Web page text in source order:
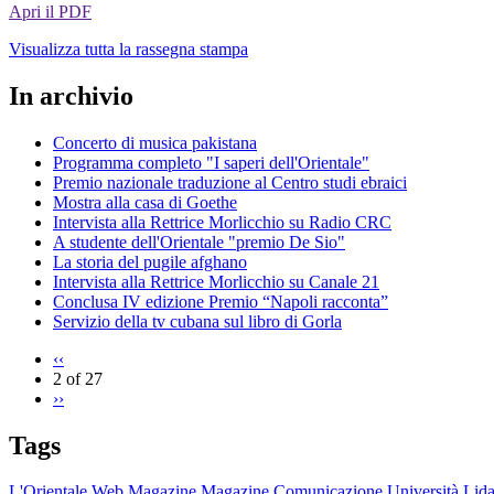
Apri il PDF
Visualizza tutta la rassegna stampa
In archivio
Concerto di musica pakistana
Programma completo "I saperi dell'Orientale"
Premio nazionale traduzione al Centro studi ebraici
Mostra alla casa di Goethe
Intervista alla Rettrice Morlicchio su Radio CRC
A studente dell'Orientale "premio De Sio"
La storia del pugile afghano
Intervista alla Rettrice Morlicchio su Canale 21
Conclusa IV edizione Premio “Napoli racconta”
Servizio della tv cubana sul libro di Gorla
‹‹
2 of 27
››
Tags